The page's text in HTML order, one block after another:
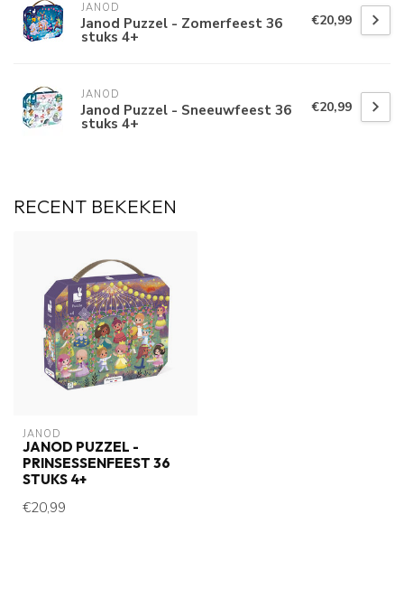
JANOD
Janod Puzzel - Zomerfeest 36
stuks 4+
€20,99
JANOD
Janod Puzzel - Sneeuwfeest 36
stuks 4+
€20,99
RECENT BEKEKEN
JANOD
JANOD PUZZEL -
PRINSESSENFEEST 36
STUKS 4+
€20,99